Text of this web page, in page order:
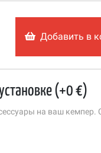
Добавить в
(+0 €)
на ваш кемпер.